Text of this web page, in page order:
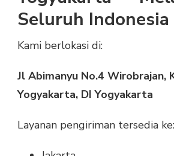
Seluruh Indonesia
Kami berlokasi di:
Jl Abimanyu No.4 Wirobrajan,
Yogyakarta, DI Yogyakarta
Layanan pengiriman tersedia ke: